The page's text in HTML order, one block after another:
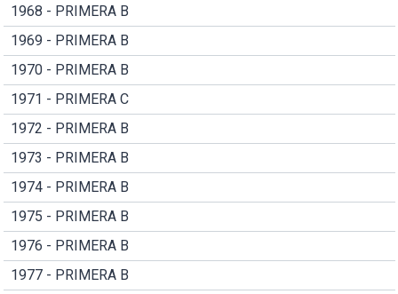
1968 - PRIMERA B
1969 - PRIMERA B
1970 - PRIMERA B
1971 - PRIMERA C
1972 - PRIMERA B
1973 - PRIMERA B
1974 - PRIMERA B
1975 - PRIMERA B
1976 - PRIMERA B
1977 - PRIMERA B